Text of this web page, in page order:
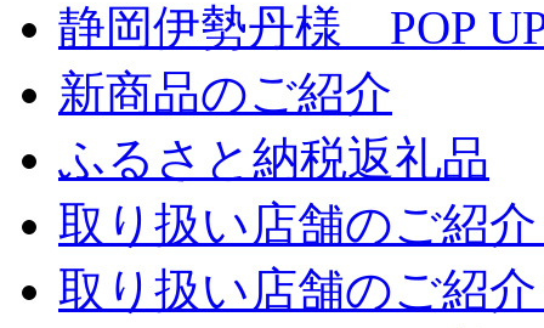
静岡伊勢丹様 POP
新商品のご紹介
ふるさと納税返礼品
取り扱い店舗のご紹
取り扱い店舗のご紹